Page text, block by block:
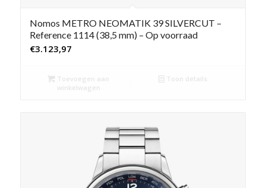
Nomos METRO NEOMATIK 39 SILVERCUT –
Reference 1114 (38,5 mm) – Op voorraad
€3.123,97
Toevoegen aan
winkelwagen
Toon details